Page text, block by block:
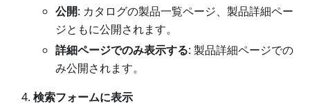
公開: カタログの製品一覧ページ、製品詳細ペー
ジともに公開されます。
詳細ページでのみ表示する: 製品詳細ページでの
み公開されます。
検索フォームに表示